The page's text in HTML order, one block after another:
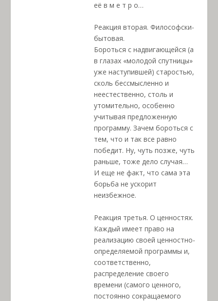
её в м е т р о…
Реакция вторая. Философски-
бытовая.
Бороться с надвигающейся (а
в глазах «молодой спутницы»
уже наступившей) старостью,
сколь бессмысленно и
неестественно, столь и
утомительно, особенно
учитывая предложенную
программу. Зачем бороться с
тем, что и так все равно
победит. Ну, чуть позже, чуть
раньше, тоже дело случая…
И еще не факт, что сама эта
борьба не ускорит
неизбежное.
Реакция третья. О ценностях.
Каждый имеет право на
реализацию своей ценностно-
определяемой программы и,
соответственно,
распределение своего
времени (самого ценного,
постоянно сокращаемого